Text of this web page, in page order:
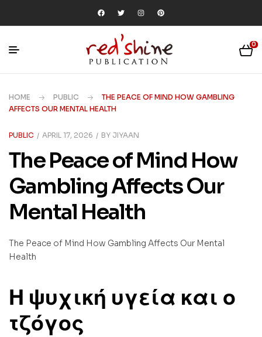
0
HOME PUBLIC
THE PEACE OF MIND HOW GAMBLING
AFFECTS OUR MENTAL HEALTH
PUBLIC APRIL 17, 2026 BY JIYAAN
The Peace of Mind How
Gambling Affects Our
Mental Health
The Peace of Mind How Gambling Affects Our Mental
Health
Η ψυχική υγεία και ο
τζόγος